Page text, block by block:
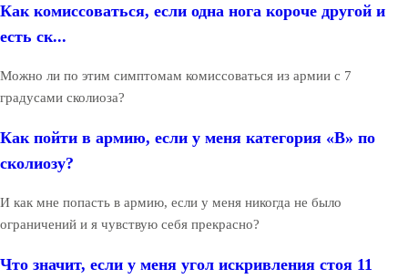
Как комиссоваться, если одна нога короче другой и
есть ск...
Можно ли по этим симптомам комиссоваться из армии с 7
градусами сколиоза?
Как пойти в армию, если у меня категория «В» по
сколиозу?
И как мне попасть в армию, если у меня никогда не было
ограничений и я чувствую себя прекрасно?
Что значит, если у меня угол искривления стоя 11